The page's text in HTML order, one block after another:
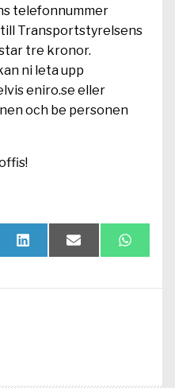
telefonnummer
Transportstyrelsens
tre kronor.
ni leta upp
eniro.se eller
och be personen
Dela
på
L
i
Dela
på
E
-
Dela
på
W
h